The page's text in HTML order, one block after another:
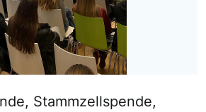
Stammzellspende,